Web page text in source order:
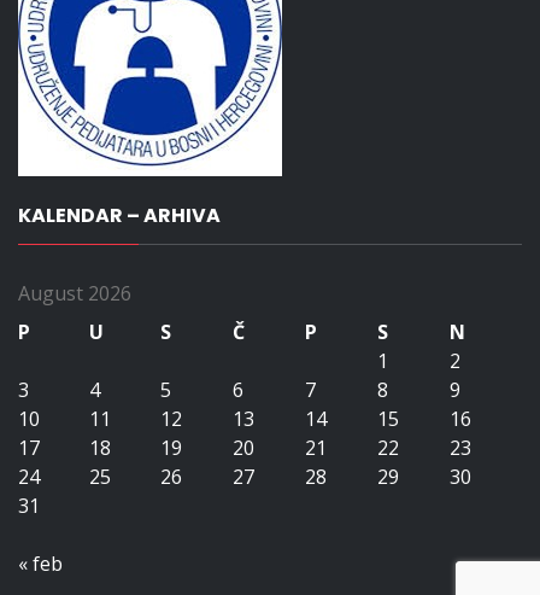
KALENDAR – ARHIVA
August 2026
P
U S Č P S
N
1
2
3
4 5 6 7 8
9
10
11 12 13 14 15
16
17
18 19 20 21 22
23
24
25 26 27 28 29
30
31
« feb